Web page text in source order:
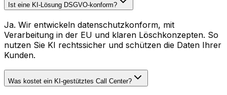
Ist eine KI-Lösung DSGVO-konform?
Ja. Wir entwickeln datenschutzkonform, mit
Verarbeitung in der EU und klaren Löschkonzepten. So
nutzen Sie KI rechtssicher und schützen die Daten Ihrer
Kunden.
Was kostet ein KI-gestütztes Call Center?